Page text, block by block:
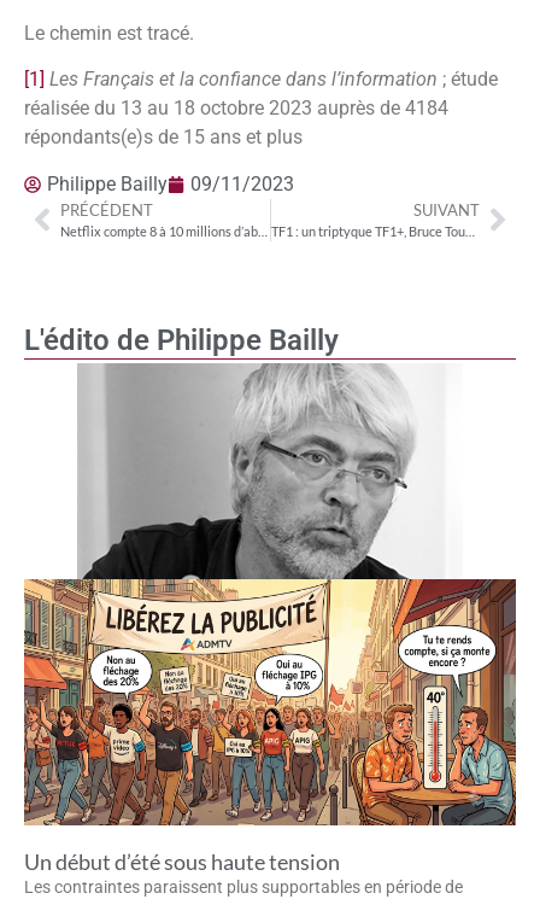
L'édito de Philippe Bailly
Un début d’été sous haute tension
Les contraintes paraissent plus supportables en période de
Le chemin est tracé.
[1] Les Français et la confiance dans l’information ; étude
réalisée du 13 au 18 octobre 2023 auprès de 4184
répondants(e)s de 15 ans et plus
Philippe Bailly 09/11/2023
PRÉCÉDENT SUIVANT
TF1 : un triptyque TF1+, Bruce Toussaint, PBLV pour partir à l’offensive en janvier